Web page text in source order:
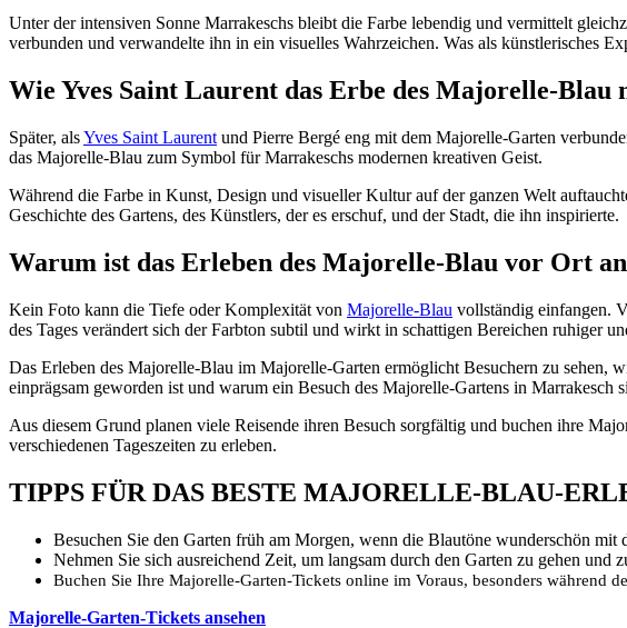
Unter der intensiven Sonne Marrakeschs bleibt die Farbe lebendig und vermittelt
verbunden und verwandelte ihn in ein visuelles Wahrzeichen. Was als künstlerisches
Wie Yves Saint Laurent das Erbe des Majorelle-Blau
Später, alsYves Saint Laurent und Pierre Bergé eng mit dem Majorelle-Garten
das Majorelle-Blau zum Symbol für Marrakeschs modernen kreativen Geist.
Während die Farbe in Kunst, Design und visueller Kultur auf der ganzen Welt
Geschichte des Gartens, des Künstlers, der es erschuf, und der Stadt, die ihn inspirierte.
Warum ist das Erleben des Majorelle-Blau vor Ort
Kein Foto kann die Tiefe oder Komplexität von Majorelle-Blau vollständig einfangen.
des Tages verändert sich der Farbton subtil und wirkt in schattigen Bereichen ruhiger
Das Erleben des Majorelle-Blau im Majorelle-Garten ermöglicht Besuchern zu sehen,
einprägsam geworden ist und warum ein Besuch des Majorelle-Gartens in
Aus diesem Grund planen viele Reisende ihren Besuch sorgfältig und buchen ihre
verschiedenen Tageszeiten zu erleben.
TIPPS FÜR DAS BESTE MAJORELLE-BLAU-
Besuchen Sie den Garten früh am Morgen, wenn die Blautöne wunderschön mit
Nehmen Sie sich ausreichend Zeit, um langsam durch den Garten zu gehen und
Buchen Sie Ihre Majorelle-Garten-Tickets online im Voraus, besonders während
Majorelle-Garten-Tickets ansehen